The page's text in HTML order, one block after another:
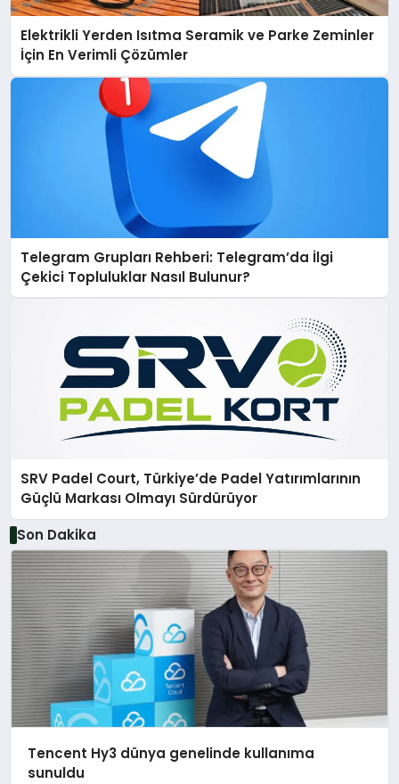
Elektrikli Yerden Isıtma Seramik ve Parke Zeminler
İçin En Verimli Çözümler
Telegram Grupları Rehberi: Telegram’da İlgi
Çekici Topluluklar Nasıl Bulunur?
SRV Padel Court, Türkiye’de Padel Yatırımlarının
Güçlü Markası Olmayı Sürdürüyor
Son Dakika
Tencent Hy3 dünya genelinde kullanıma
sunuldu